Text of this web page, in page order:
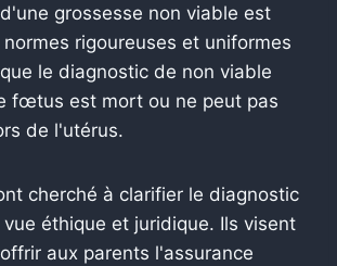
grossesse non viable est
rigoureuses et uniformes
le diagnostic de non viable
fœtus est mort ou ne peut pas
de l'utérus.
cherché à clarifier le diagnostic
vue éthique et juridique. Ils visent
aux parents l'assurance